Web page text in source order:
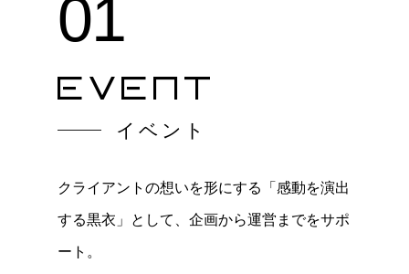
01
EVENT
イベント
クライアントの想いを形にする「感動を演出
する黒衣」として、企画から運営までをサポ
ート。